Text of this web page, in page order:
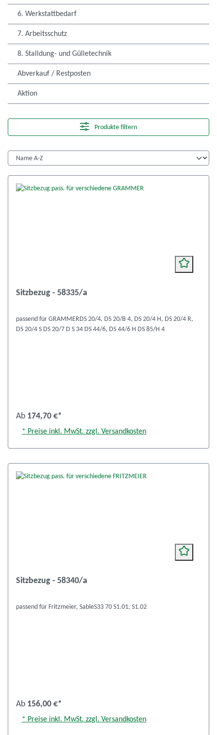
6. Werkstattbedarf
7. Arbeitsschutz
8. Stalldung- und Gülletechnik
Abverkauf / Restposten
Aktion
Produkte filtern
Sitzbezug - 58335/a
passend für GRAMMERDS 20/4, DS 20/B 4, DS 20/4 H, DS 20/4 R,
DS 20/4 S DS 20/7 D S 34 DS 44/6, DS 44/6 H DS 85/H 4
Ab 174,70 €*
* Preise inkl. MwSt. zzgl. Versandkosten
Sitzbezug - 58340/a
passend für Fritzmeier, SableS33 70 S1.01, S1.02
Ab 156,00 €*
* Preise inkl. MwSt. zzgl. Versandkosten